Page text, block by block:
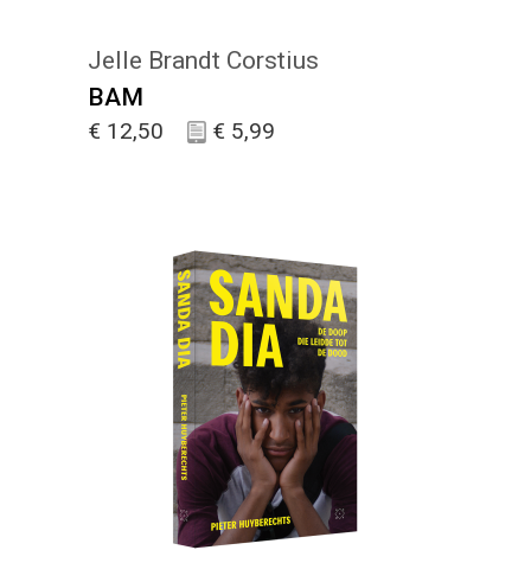
Jelle Brandt Corstius
BAM
€ 12,50 € 5,99
KIES :)